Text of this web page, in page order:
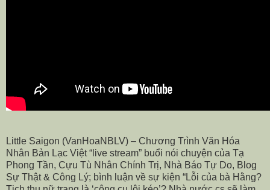
Little Saigon (VanHoaNBLV) – Chương Trình Văn Hóa
Nhân Bản Lạc Việt “live stream” buổi nói chuyện của Tạ
Phong Tần, Cựu Tù Nhân Chính Trị, Nhà Báo Tự Do, Blog
Sự Thật & Công Lý; bình luận về sự kiện “Lỗi của bà Hằng?